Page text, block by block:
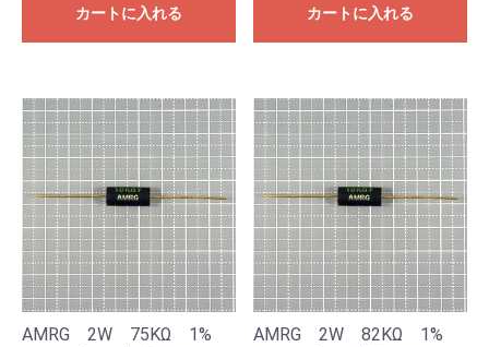
カートに入れる カートに入れる
AMRG 2W 75KΩ 1%
AMRG 2W 82KΩ 1%